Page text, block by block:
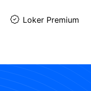
Loker Premium